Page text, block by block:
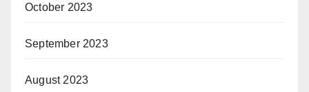
October 2023
September 2023
August 2023